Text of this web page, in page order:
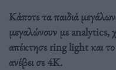
Κάποτε τα παιδιά
μεγαλώνουν με analytics,
απέκτησε ring light και το
ανέβει σε 4K.